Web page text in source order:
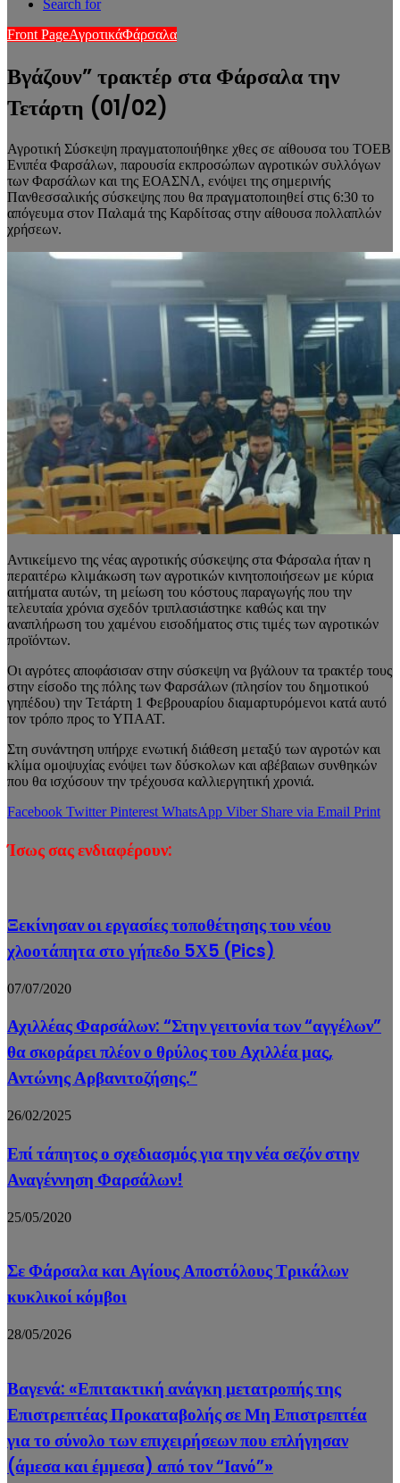
Search for
Front PageΑγροτικάΦάρσαλα
Βγάζουν” τρακτέρ στα Φάρσαλα την
Τετάρτη (01/02)
Αγροτική Σύσκεψη πραγματοποιήθηκε χθες σε αίθουσα του ΤΟΕΒ
Ενιπέα Φαρσάλων, παρουσία εκπροσώπων αγροτικών συλλόγων
των Φαρσάλων και της ΕΟΑΣΝΛ, ενόψει της σημερινής
Πανθεσσαλικής σύσκεψης που θα πραγματοποιηθεί στις 6:30 το
απόγευμα στον Παλαμά της Καρδίτσας στην αίθουσα πολλαπλών
χρήσεων.
Αντικείμενο της νέας αγροτικής σύσκεψης στα Φάρσαλα ήταν η
περαιτέρω κλιμάκωση των αγροτικών κινητοποιήσεων με κύρια
αιτήματα αυτών, τη μείωση του κόστους παραγωγής που την
τελευταία χρόνια σχεδόν τριπλασιάστηκε καθώς και την
αναπλήρωση του χαμένου εισοδήματος στις τιμές των αγροτικών
προϊόντων.
Οι αγρότες αποφάσισαν στην σύσκεψη να βγάλουν τα τρακτέρ τους
στην είσοδο της πόλης των Φαρσάλων (πλησίον του δημοτικού
γηπέδου) την Τετάρτη 1 Φεβρουαρίου διαμαρτυρόμενοι κατά αυτό
τον τρόπο προς το ΥΠΑΑΤ.
Στη συνάντηση υπήρχε ενωτική διάθεση μεταξύ των αγροτών και
κλίμα ομοψυχίας ενόψει των δύσκολων και αβέβαιων συνθηκών
που θα ισχύσουν την τρέχουσα καλλιεργητική χρονιά.
Facebook Twitter Pinterest WhatsApp Viber Share via Email Print
Ίσως σας ενδιαφέρουν:
Ξεκίνησαν οι εργασίες τοποθέτησης του νέου
χλοοτάπητα στο γήπεδο 5Χ5 (Pics)
07/07/2020
Αχιλλέας Φαρσάλων: “Στην γειτονία των “αγγέλων”
θα σκοράρει πλέον ο θρύλος του Αχιλλέα μας,
Αντώνης Αρβανιτοζήσης.”
26/02/2025
Επί τάπητος ο σχεδιασμός για την νέα σεζόν στην
Αναγέννηση Φαρσάλων!
25/05/2020
Σε Φάρσαλα και Αγίους Αποστόλους Τρικάλων
κυκλικοί κόμβοι
28/05/2026
Βαγενά: «Επιτακτική ανάγκη μετατροπής της
Επιστρεπτέας Προκαταβολής σε Μη Επιστρεπτέα
για το σύνολο των επιχειρήσεων που επλήγησαν
(άμεσα και έμμεσα) από τον “Ιανό”»